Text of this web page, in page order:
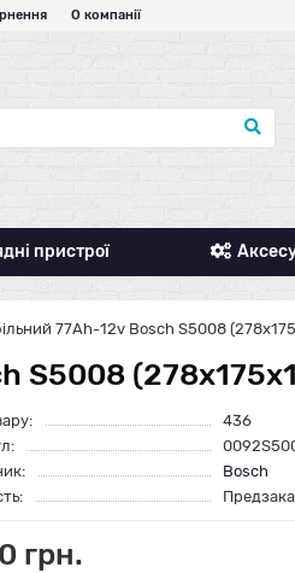
О компанії
пристрої
77Ah-12v Bosch S5008
S5008
436
Bosch
грн.